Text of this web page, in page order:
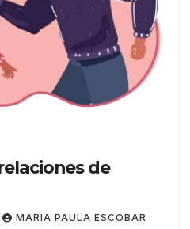
de
MARIA PAULA ESCOBAR